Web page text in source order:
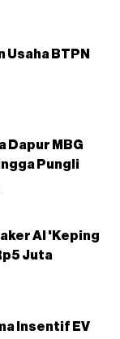
Usaha BTPN
Dapur MBG
Pungli
AI 'Keping
Juta
Insentif EV